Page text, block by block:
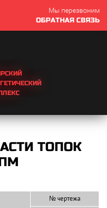
Мы перезвоним
ОБРАТНАЯ СВЯЗЬ
ТОПОК
№ чертежа